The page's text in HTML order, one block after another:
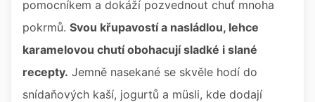
pomocníkem a dokáží pozvednout chuť mnoha
pokrmů. Svou křupavostí a nasládlou, lehce
karamelovou chutí obohacují sladké i slané
recepty. Jemně nasekané se skvěle hodí do
snídaňových kaší, jogurtů a müsli, kde dodají